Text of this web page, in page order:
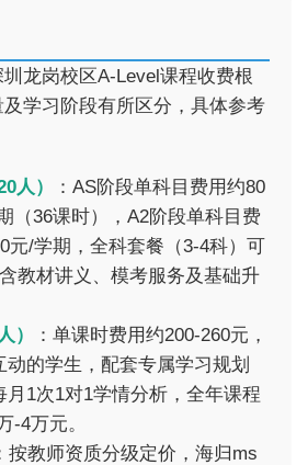
圳龙岗校区A-Level课程收费根
学习阶段有所区分，具体参考
人）
：AS阶段单科目费用约80
（36课时），A2阶段单科目费
元/学期，全科套餐（3-4科）可
教材讲义、模考服务及基础升
）
：单课时费用约200-260元，
的学生，配套专属学习规划
月1次1对1学情分析，全年课程
-4万元。
按教师资质分级定价，海归ms